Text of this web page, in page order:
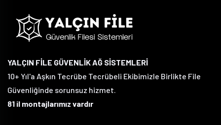
YALÇIN FİLE GÜVENLİK AĞ SİSTEMLERİ
10+ Yıl'a Aşkın Tecrübe Tecrübeli Ekibimizle Birlikte File
Güvenliğinde sorunsuz hizmet.
81 il montajlarımız vardır